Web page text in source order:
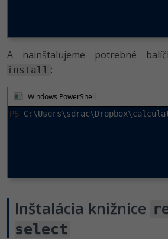
Elektronický podpis
A nainštalujeme potrebné
install :
Windows PowerShell
PS
Inštalácia knižnice
select